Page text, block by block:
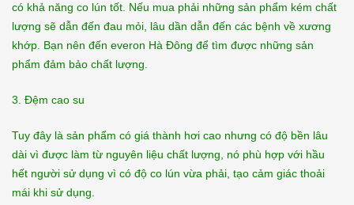
có khả năng co lún tốt. Nếu mua phải những sản phẩm kém chất
lượng sẽ dẫn đến đau mỏi, lâu dần dẫn đến các bệnh về xương
khớp. Bạn nên đến everon Hà Đông để tìm được những sản
phẩm đảm bảo chất lượng.
3. Đệm cao su
Tuy đây là sản phẩm có giá thành hơi cao nhưng có độ bền lâu
dài vì được làm từ nguyên liệu chất lượng, nó phù hợp với hầu
hết người sử dụng vì có độ co lún vừa phải, tạo cảm giác thoải
mái khi sử dụng.